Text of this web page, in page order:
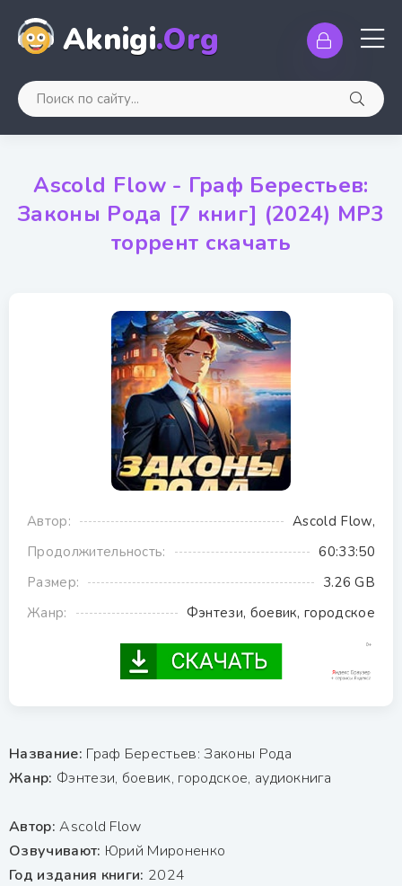
Aknigi.Org
Ascold Flow - Граф Берестьев:
Законы Рода [7 книг] (2024) МР3
торрент скачать
Автор:
Ascold Flow,
Продолжительность:
60:33:50
Размер:
3.26 GB
Жанр:
Фэнтези, боевик, городское
Название: Граф Берестьев: Законы Рода
Жанр: Фэнтези, боевик, городское, аудиокнига
Автор:Ascold Flow
Озвучивают: Юрий Мироненко
Год издания книги: 2024